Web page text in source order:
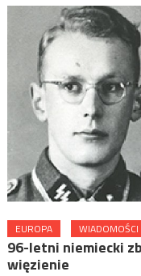
EUROPA WIADOMOŚCI
96-letni niemiecki
więzienie